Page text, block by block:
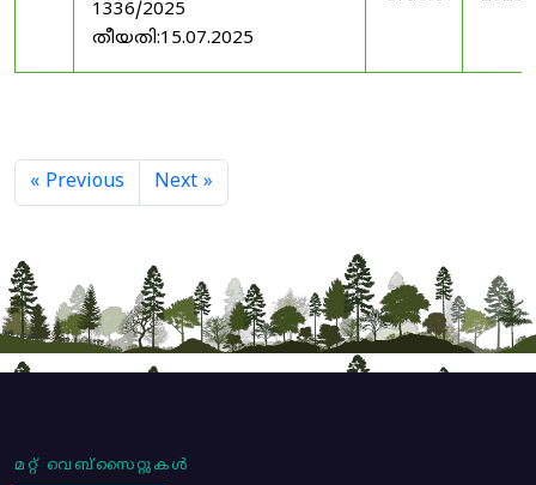
1336/2025
തീയതി:15.07.2025
« Previous Next »
മറ്റ് വെബ്സൈറ്റുകൾ